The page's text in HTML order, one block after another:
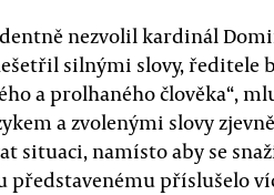
nezvolil kardinál
silnými slovy, ředitele
a prolhaného člověka“,
a zvolenými slovy
situaci, namísto aby se
představenému příslušelo